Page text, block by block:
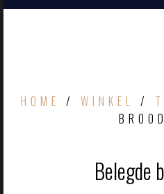
HOME / WINKEL /
Belegde